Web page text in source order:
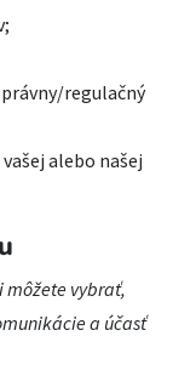
regulačný
alebo našej
môžete vybrať,
a účasť